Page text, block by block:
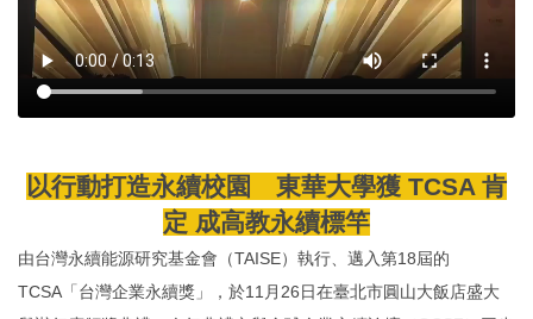
相片集錦
總務處表單下載
以行動打造永續校園 東華大學獲 TCSA 肯
定 成高教永續標竿
由台灣永續能源研究基金會（TAISE）執行、邁入第18屆的
TCSA「台灣企業永續獎」，於11月26日在臺北市圓山大飯店盛大